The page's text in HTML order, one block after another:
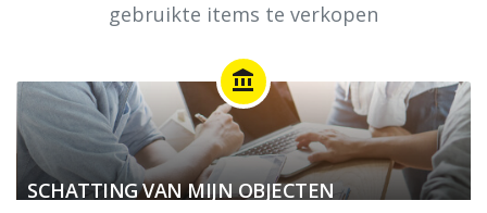
gebruikte items te verkopen
account_balance
SCHATTING VAN MIJN OBJECTEN